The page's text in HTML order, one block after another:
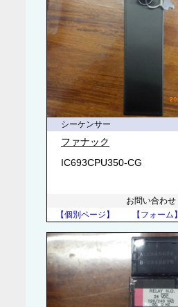
シーケンサー
ファナック
IC693CPU350-CG
お問い合わせ
【個別ページ】
【フォーム】